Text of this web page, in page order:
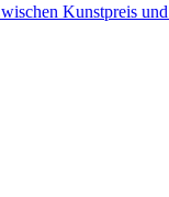
Kunstpreis